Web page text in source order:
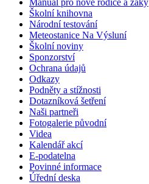
Manuál pro nové rodiče a žáky
Školní knihovna
Národní testování
Meteostanice Na Výsluní
Školní noviny
Sponzorství
Ochrana údajů
Odkazy
Podněty a stížnosti
Dotazníková šetření
Naši partneři
Fotogalerie původní
Videa
Kalendář akcí
E-podatelna
Povinné informace
Úřední deska